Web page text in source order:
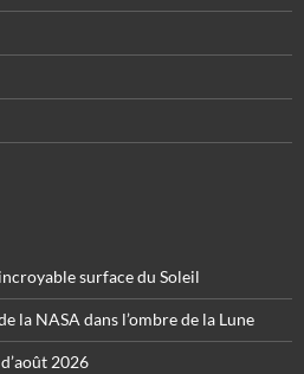
surface du Soleil
la NASA dans l’ombre de la Lune
2026